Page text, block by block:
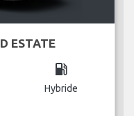
ESTATE
local_gas_station
Hybride